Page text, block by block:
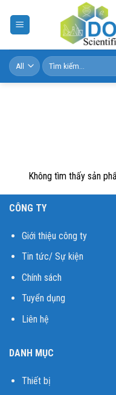
content
Tìm
kiếm:
Không tìm thấy sản
CÔNG TY
Giới thiệu công ty
Tin tức/ Sự kiện
Chính sách
Tuyển dụng
Liên hệ
DANH MỤC
Thiết bị